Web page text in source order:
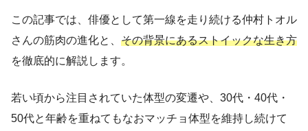
この記事では、俳優として第一線を走り続ける仲村トオル
さんの筋肉の進化と、 その背景にあるストイックな生き方
を徹底的に解説します。
若い頃から注目されていた体型の変遷や、30代・40代・
50代と年齢を重ねてもなおマッチョ体型を維持し続けて